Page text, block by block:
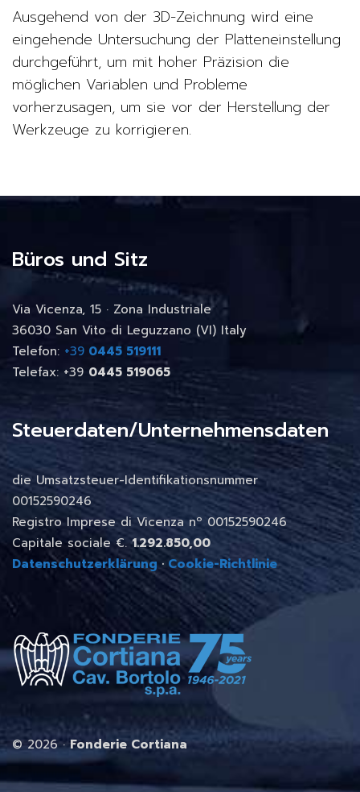
Ausgehend von der 3D-Zeichnung wird eine
eingehende Untersuchung der Platteneinstellung
durchgeführt, um mit hoher Präzision die
möglichen Variablen und Probleme
vorherzusagen, um sie vor der Herstellung der
Werkzeuge zu korrigieren.
Büros und Sitz
Via Vicenza, 15 · Zona Industriale
36030 San Vito di Leguzzano (VI) Italy
Telefon: +39 0445 519111
Telefax: +39 0445 519065
Steuerdaten/Unternehmensdaten
die Umsatzsteuer-Identifikationsnummer
00152590246
Registro Imprese di Vicenza nº 00152590246
Capitale sociale €.1.292.850,00
Datenschutzerklärung· Cookie-Richtlinie
©2026 ·Fonderie Cortiana